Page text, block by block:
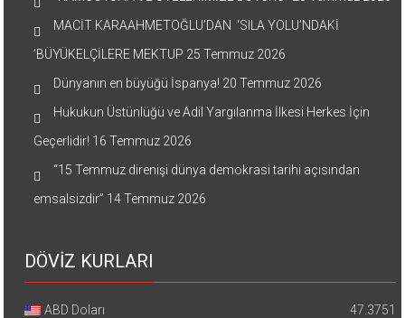
MACİT KARAAHMETOĞLU’DAN ‘SILA YOLU’NDAKİ
’BÜYÜKELÇİLERE MEKTUP 25 Temmuz 2026
Dünyanın en büyüğü İspanya! 20 Temmuz 2026
Hukukun Üstünlüğü ve Adil Yargılanma İlkesi Herkes İçin
Geçerlidir! 16 Temmuz 2026
“15 Temmuz direnişi dünya demokrasi tarihi açısından
emsalsizdir” 14 Temmuz 2026
DÖVİZ KURLARI
ABD Doları
47.3751